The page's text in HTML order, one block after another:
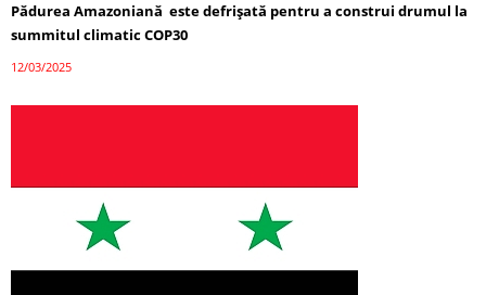
Pădurea Amazoniană este defrișată pentru a construi drumul la
summitul climatic COP30
12/03/2025